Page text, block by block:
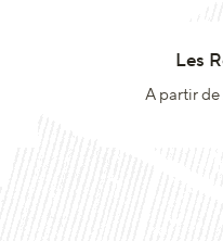
Les
A partir de